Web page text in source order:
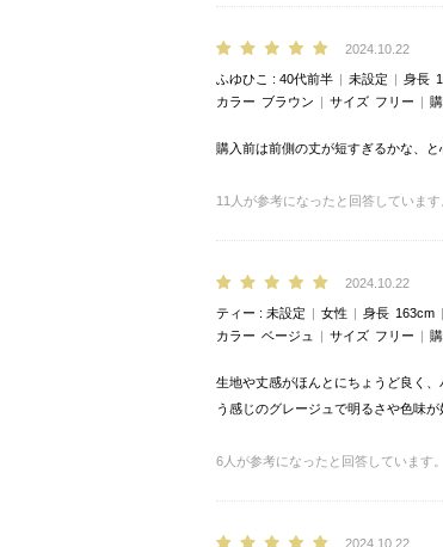
2024.10.22
ふゆひこ 40代前半 未設定 身長
カラー ブラウン サイズ フリー
購入前は前側の丈が短すぎるかな、
11 人が参考になったと回答しています
2024.10.22
ティー 未設定 女性 身長 163cm
カラー ベージュ サイズ フリー
生地や丈感がほんとにちょうど良く
う感じのグレージュで明るさや色味
6 人が参考になったと回答しています。
2024.10.22